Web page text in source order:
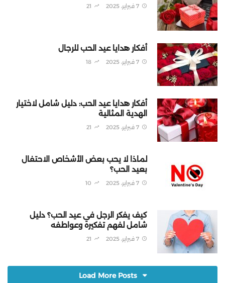
7 فبراير، 2025 21
أفكار هدايا عيد الحب للرجال
7 فبراير، 2025 18
أفكار هدايا عيد الحب: دليل شامل لاختيار
الهدية المثالية
7 فبراير، 2025 21
لماذا لا يحب بعض الأشخاص الاحتفال
بعيد الحب؟
7 فبراير، 2025 10
كيف يفكر الرجل في عيد الحب؟ دليل
شامل لفهم تفكيره وعواطفه
7 فبراير، 2025 21
Load More Posts